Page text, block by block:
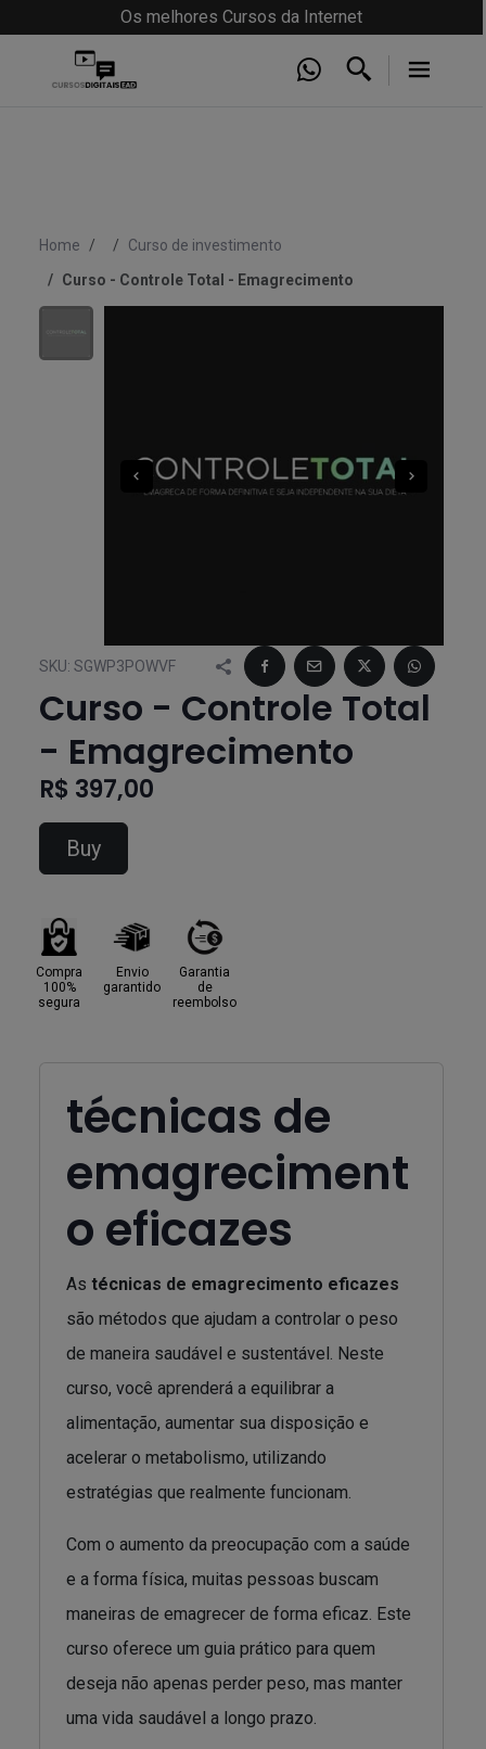
Os melhores Cursos da Internet
Home
Curso de investimento
Curso - Controle Total - Emagrecimento
SKU: SGWP3POWVF
Curso - Controle Total
- Emagrecimento
R$ 397,00
Buy
Compra
100%
segura
Envio
garantido
Garantia
de
reembolso
técnicas de
emagreciment
o eficazes
As técnicas de emagrecimento eficazes
são métodos que ajudam a controlar o peso
de maneira saudável e sustentável. Neste
curso, você aprenderá a equilibrar a
alimentação, aumentar sua disposição e
acelerar o metabolismo, utilizando
estratégias que realmente funcionam.
Com o aumento da preocupação com a saúde
e a forma física, muitas pessoas buscam
maneiras de emagrecer de forma eficaz. Este
curso oferece um guia prático para quem
deseja não apenas perder peso, mas manter
uma vida saudável a longo prazo.